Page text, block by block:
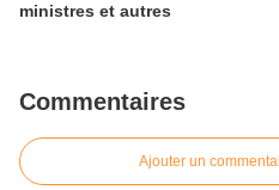
ministres et autres
Commentaires
Ajouter un